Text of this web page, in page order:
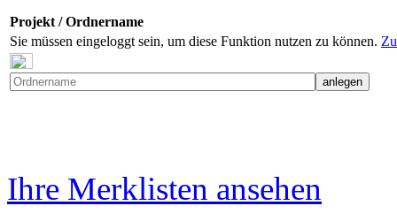
Projekt / Ordnername
Sie müssen eingeloggt sein, um diese Funktion nutzen zu können.
Ihre Merklisten ansehen